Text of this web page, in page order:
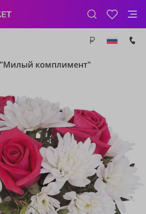
комплимент"